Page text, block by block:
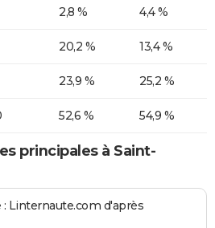
2,8 % 4,4 %
20,2 % 13,4 %
23,9 % 25,2 %
52,6 % 54,9 %
principales à Saint-
Linternaute.com d'après